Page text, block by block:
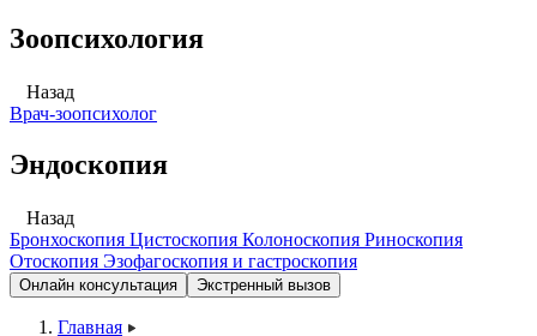
Зоопсихология
Назад
Врач-зоопсихолог
Эндоскопия
Назад
Бронхоскопия Цистоскопия Колоноскопия Риноскопия
Отоскопия Эзофагоскопия и гастроскопия
Онлайн консультация Экстренный вызов
Главная